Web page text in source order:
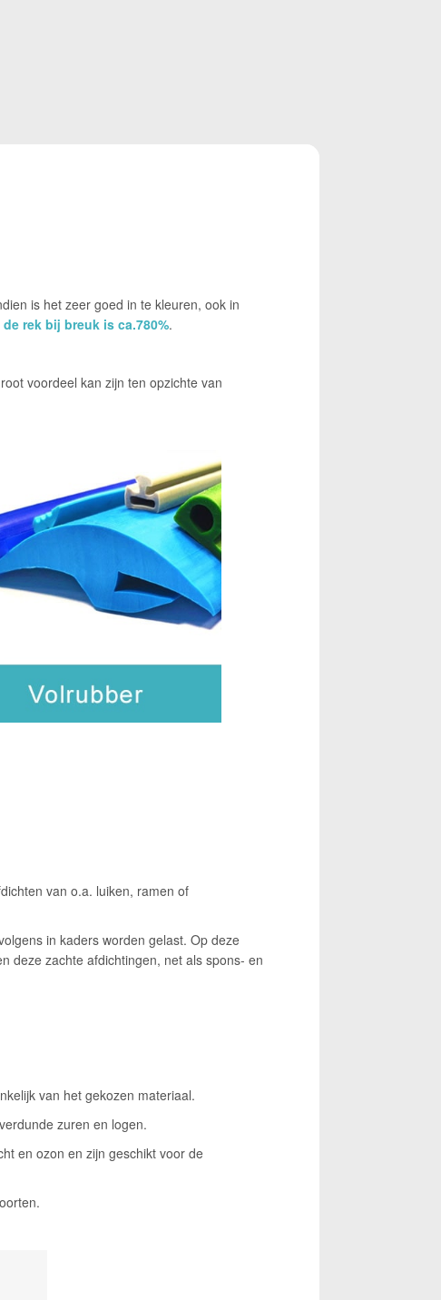
is het zeer goed in te kleuren, ook in
de rek bij breuk is ca.780%.
voordeel kan zijn ten opzichte van
van o.a. luiken, ramen of
in kaders worden gelast. Op deze
deze zachte afdichtingen, net als spons- en
van het gekozen materiaal.
zuren en logen.
en ozon en zijn geschikt voor de